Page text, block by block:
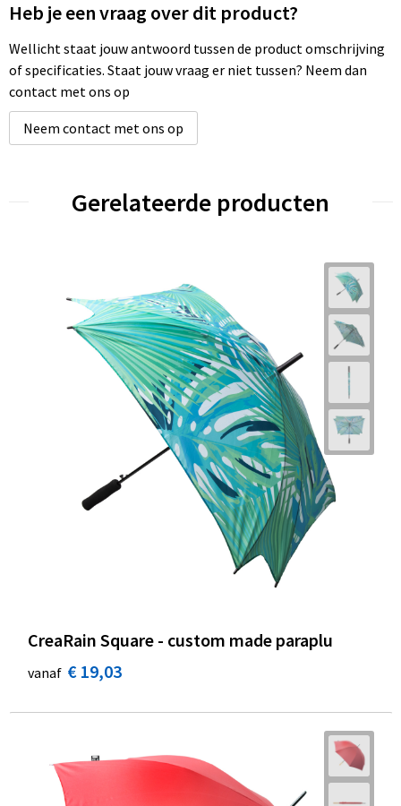
Heb je een vraag over dit product?
Wellicht staat jouw antwoord tussen de product omschrijving
of specificaties. Staat jouw vraag er niet tussen? Neem dan
contact met ons op
Neem contact met ons op
Gerelateerde producten
CreaRain Square - custom made paraplu
vanaf € 19,03